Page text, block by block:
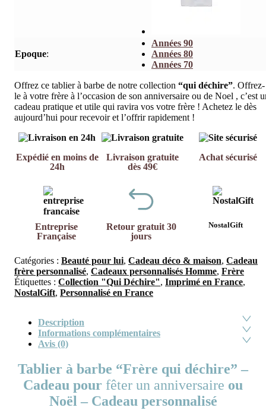
Offrez ce tablier à barbe de notre collection “qui déchire”. Offrez-
le à votre frère à l’occasion de son anniversaire ou de Noel , c’est
cadeau pratique et utile qui ravira vos votre frère ! Achetez le dès
aujourd’hui pour recevoir et l’offrir rapidement !
Epoque:
Années 90
Années 80
Années 70
Expédié en moins de
24h
Livraison gratuite
dès 49€
Achat sécurisé
Entreprise
Française
Retour gratuit 30
jours
NostalGift
Catégories : Beauté pour lui, Cadeau déco & maison, Cadeau
frère personnalisé, Cadeaux personnalisés Homme, Frère
Étiquettes : Collection "Qui Déchire", Imprimé en France,
NostalGift, Personnalisé en France
Description
Informations complémentaires
Avis (0)
Tablier à barbe “Frère qui déchire” –
Cadeau pour fêter un anniversaire ou
Noël – Cadeau personnalisé